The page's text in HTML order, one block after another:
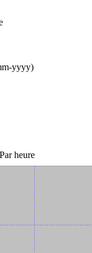
yyyy)
Par heure